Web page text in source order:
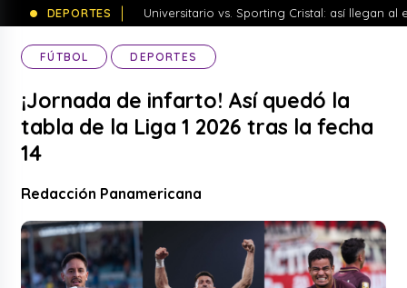
DEPORTES
Universitario vs. Sporting Cristal: así llegan al
FÚTBOL DEPORTES
¡Jornada de infarto! Así quedó la
tabla de la Liga 1 2026 tras la fecha
14
Redacción Panamericana